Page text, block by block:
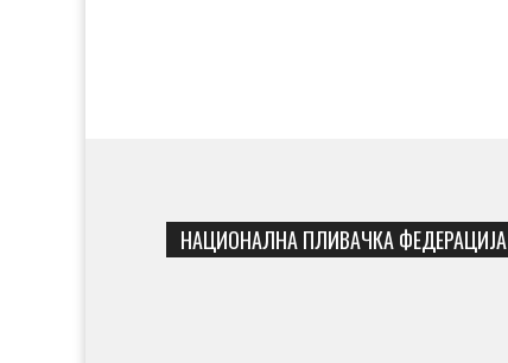
НАЦИОНАЛНА ПЛИВАЧКА ФЕДЕРАЦИЈА